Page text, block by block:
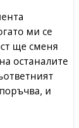
ми се
ще сменя
останалите
и